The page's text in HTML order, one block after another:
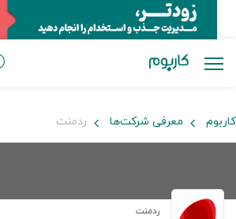
کاربوم معرفی شرکت‌ها ردمنت
ردمنت